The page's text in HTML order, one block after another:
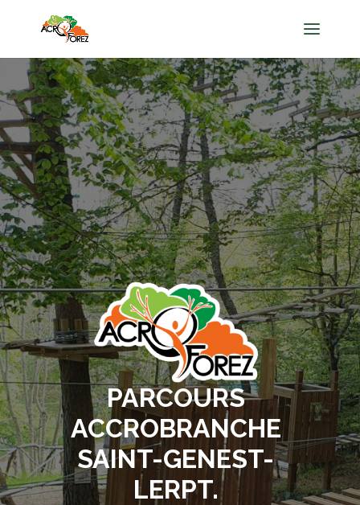
PARCOURS
ACCROBRANCHE
SAINT-GENEST-
LERPT.